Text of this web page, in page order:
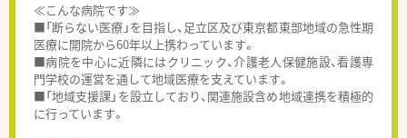
≪こんな病院です≫
■「断らない医療」を目指し、足立区及び東京都東部地域の急性期
医療に開院から60年以上携わっています。
■病院を中心に近隣にはクリニック、介護老人保健施設、看護専
門学校の運営を通して地域医療を支えています。
■「地域支援課」を設立しており、関連施設含め地域連携を積極的
に行っています。